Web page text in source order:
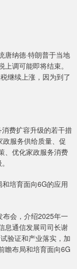
纳德·特朗普于当地
调可能即将结束。
继续上涨，因为到了
费扩容升级的若干措
服务供给质量、促
、优化家政服务消费
培育面向6G的应用
会，介绍2025年一
息通信发展司司长谢
验证和产业落实，加
瞻布局和培育面向6G